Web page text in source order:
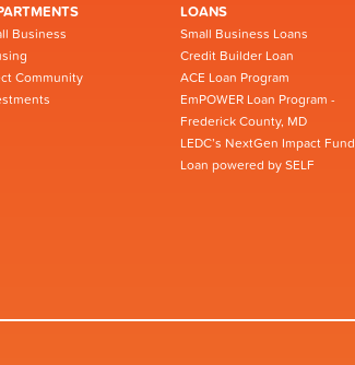
Business
Community
LOANS
Small Business Loans
Credit Builder Loan
ACE Loan Program
EmPOWER Loan Program -
Frederick County, MD
LEDC’s NextGen Impact Fund
Loan powered by SELF